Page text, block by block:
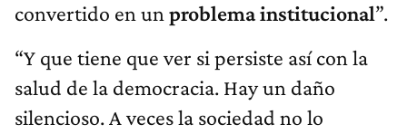
convertido en un problema institucional”.
“Y que tiene que ver si persiste así con la
salud de la democracia. Hay un daño
silencioso. A veces la sociedad no lo